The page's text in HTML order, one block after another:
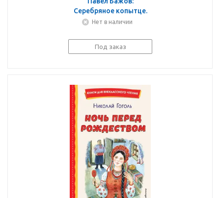
Серебряное копытце.
Сказы
Нет в наличии
Под заказ